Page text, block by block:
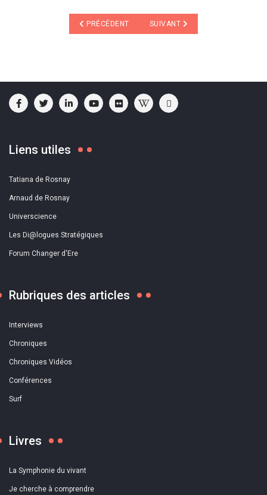
ARTICLE PRÉCÉDENT : "LE CEB ET LES
PRÉCÉDENT ARTICLE SUIVANT : 20ÈME
SUIVANT
Liens utiles
Tatiana de Rosnay
Arnaud de Rosnay
Universcience
Les Di@logues Stratégiques
Forum Changer d'Ere
Rubriques des articles
Interviews
Chroniques
Chroniques Vidéos
Conférences
Surf
Livres
La Symphonie du vivant
Je cherche à comprendre